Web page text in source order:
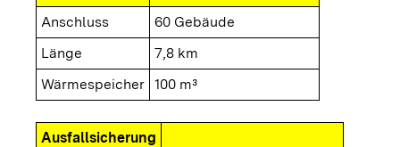
Anschluss
60 Gebäude
Länge
7,8 km
Wärmespeicher 100 m³
Ausfallsicherung